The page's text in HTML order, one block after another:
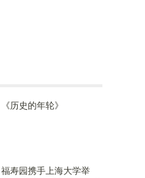
《历史的年轮》
福寿园携手上海大学举